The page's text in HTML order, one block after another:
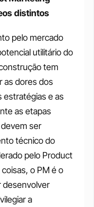
distintos
pelo mercado
utilitário do
tem
as dores dos
estratégias e as
as etapas
ser
técnico do
pelo Product
o PM é o
desenvolver
a